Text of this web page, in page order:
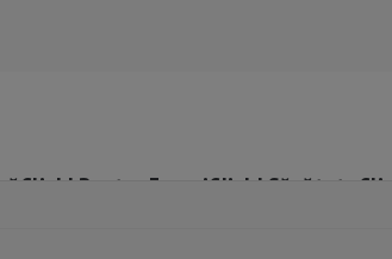
Click! Pentru FemeiClick! Sănătate